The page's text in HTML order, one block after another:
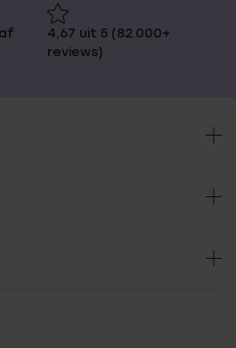
4,67 uit 5 (82.000+
reviews)